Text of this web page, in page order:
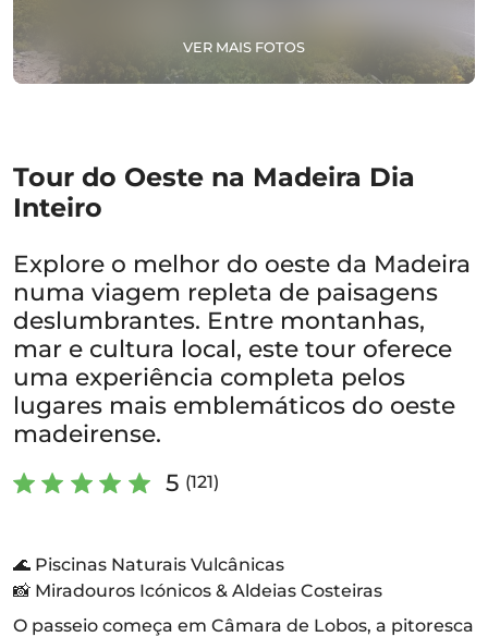
VER MAIS FOTOS
Tour do Oeste na Madeira Dia
Inteiro
Explore o melhor do oeste da Madeira
numa viagem repleta de paisagens
deslumbrantes. Entre montanhas,
mar e cultura local, este tour oferece
uma experiência completa pelos
lugares mais emblemáticos do oeste
madeirense.
5 (121)
🌊 Piscinas Naturais Vulcânicas
📸 Miradouros Icónicos & Aldeias Costeiras
O passeio começa em Câmara de Lobos, a pitoresca